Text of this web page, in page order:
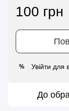
100 грн
% Увійти для
До